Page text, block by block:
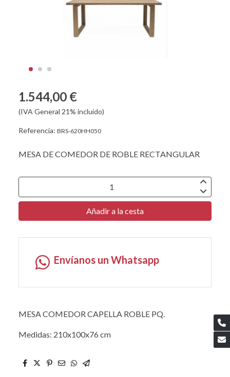
1.544,00 €
(IVA General 21% incluido)
Referencia: BRS-620HH050
MESA DE COMEDOR DE ROBLE RECTANGULAR
Añadir a la cesta
Envíanos un Whatsapp
MESA COMEDOR CAPELLA ROBLE PQ.
Medidas: 210x100x76 cm